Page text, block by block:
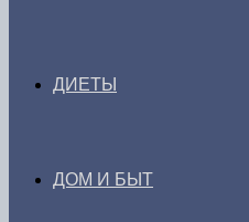
ДИЕТЫ
ДОМ И БЫТ